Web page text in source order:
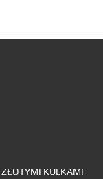
KULKAMI